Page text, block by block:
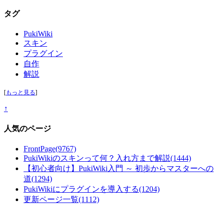
タグ
PukiWiki
スキン
プラグイン
自作
解説
[もっと見る]
↑
人気のページ
FrontPage(9767)
PukiWikiのスキンって何？入れ方まで解説(1444)
【初心者向け】PukiWiki入門 ～ 初歩からマスターへの
道(1294)
PukiWikiにプラグインを導入する(1204)
更新ページ一覧(1112)